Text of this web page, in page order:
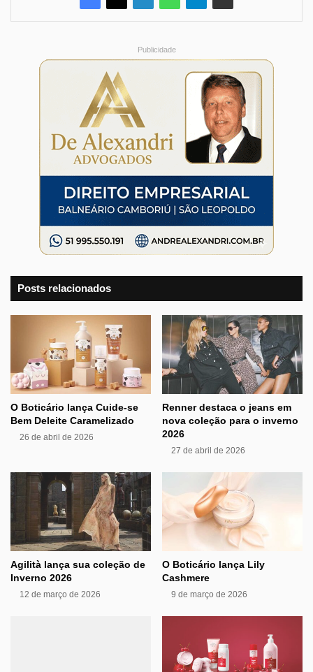
Publicidade
Posts relacionados
O Boticário lança Cuide-se
Bem Deleite Caramelizado
26 de abril de 2026
Renner destaca o jeans em
nova coleção para o inverno
2026
27 de abril de 2026
Agilità lança sua coleção de
Inverno 2026
12 de março de 2026
O Boticário lança Lily
Cashmere
9 de março de 2026